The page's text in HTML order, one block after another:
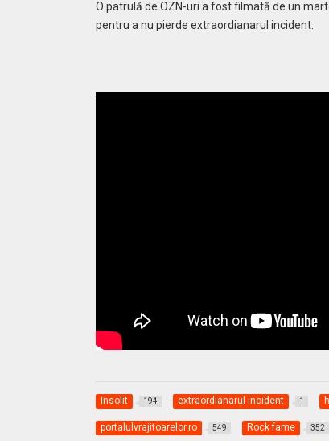
O patrulă de OZN-uri a fost filmată de un
pentru a nu pierde extraordianarul incident.
Insolit 194 extraordianarul incident 1
portalulvrajitoarelor.ro 549 Rock fame 352